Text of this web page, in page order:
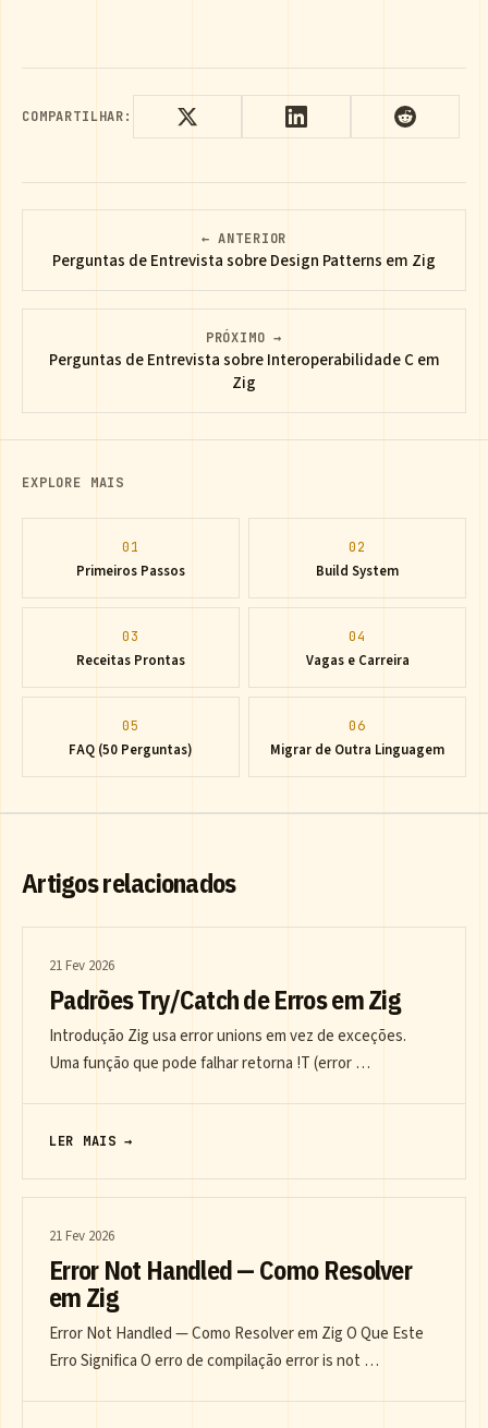
COMPARTILHAR:
← ANTERIOR
Perguntas de Entrevista sobre Design Patterns em Zig
PRÓXIMO →
Perguntas de Entrevista sobre Interoperabilidade C em
Zig
EXPLORE MAIS
01
Primeiros Passos
02
Build System
03
Receitas Prontas
04
Vagas e Carreira
05
FAQ (50 Perguntas)
06
Migrar de Outra Linguagem
Artigos relacionados
21 Fev 2026
Padrões Try/Catch de Erros em Zig
Introdução Zig usa error unions em vez de exceções.
Uma função que pode falhar retorna !T (error …
LER MAIS →
21 Fev 2026
Error Not Handled — Como Resolver
em Zig
Error Not Handled — Como Resolver em Zig O Que Este
Erro Significa O erro de compilação error is not …